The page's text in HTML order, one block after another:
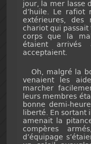
jour, la mer lasse
d’huile. Le rafiot
extérieures, des
chariot qui
corps que la
étaient arrivés
acceptaient.
Oh, malgré la
venaient les
marcher
leurs membres
bonne demi-
liberté. En
amenait la
compères
d’équipage